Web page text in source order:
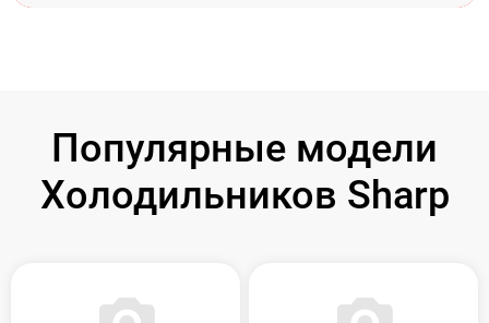
Популярные модели
Холодильников Sharp